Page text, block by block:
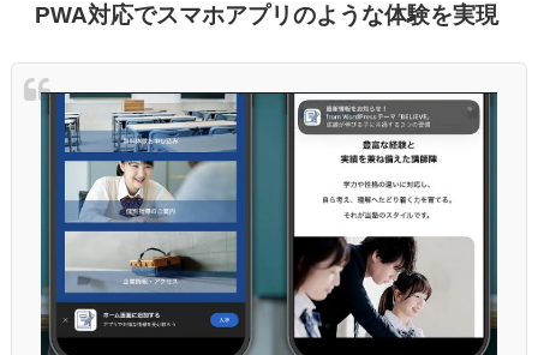
PWA対応でスマホアプリのような体験を実現